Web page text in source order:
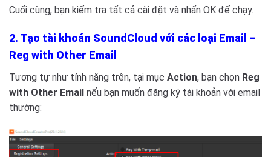
Cuối cùng, bạn kiểm tra tất cả cài đặt và nhấn OK để chạy.
2. Tạo tài khoản SoundCloud với các loại Email –
Reg with Other Email
Tương tự như tính năng trên, tại mục Action, bạn chọn Reg
with Other Email nếu bạn muốn đăng ký tài khoản với email
thường: